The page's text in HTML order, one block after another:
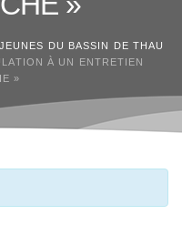
DU BASSIN DE THAU
À UN ENTRETIEN
»